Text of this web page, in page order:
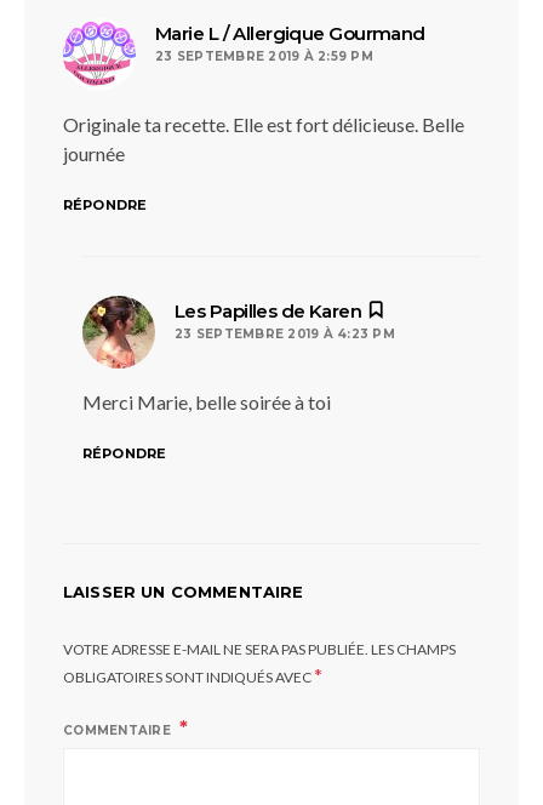
Marie L / Allergique Gourmand
23 SEPTEMBRE 2019 À 2:59 PM
Originale ta recette. Elle est fort délicieuse. Belle
journée
RÉPONDRE
Les Papilles de Karen
23 SEPTEMBRE 2019 À 4:23 PM
Merci Marie, belle soirée à toi
RÉPONDRE
LAISSER UN COMMENTAIRE
VOTRE ADRESSE E-MAIL NE SERA PAS PUBLIÉE. LES CHAMPS
OBLIGATOIRES SONT INDIQUÉS AVEC*
COMMENTAIRE